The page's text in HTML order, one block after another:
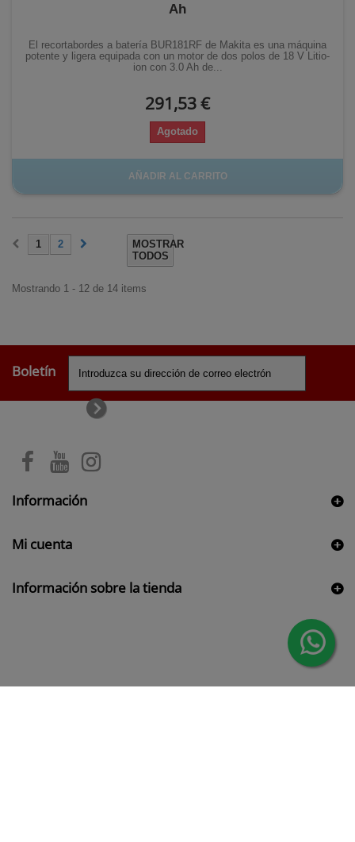
Ah
El recortabordes a batería BUR181RF de Makita es una máquina
potente y ligera equipada con un motor de dos polos de 18 V Litio-
ion con 3.0 Ah de...
291,53 €
Agotado
AÑADIR AL CARRITO
MOSTRAR
TODOS
1 2
Mostrando 1 - 12 de 14 items
Boletín
Información
Mi cuenta
Información sobre la tienda